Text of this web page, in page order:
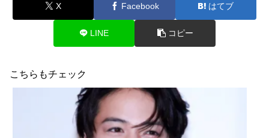
X Facebook はてブ
LINE コピー
こちらもチェック